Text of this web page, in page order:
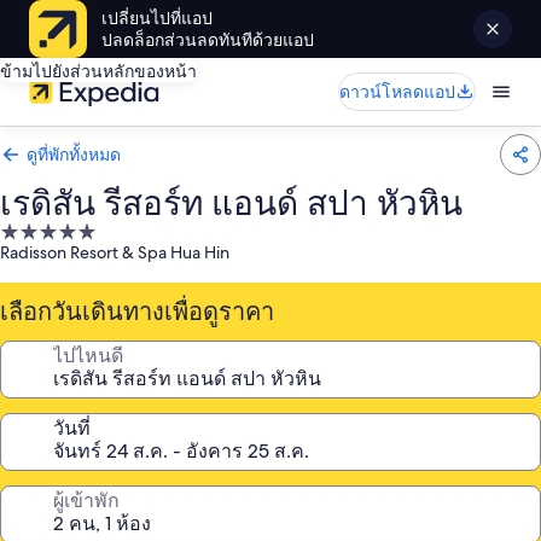
เปลี่ยนไปที่แอป
ปลดล็อกส่วนลดทันทีด้วยแอป
ข้ามไปยังส่วนหลักของหน้า
ดาวน์โหลดแอป
ดูที่พักทั้งหมด
เรดิสัน รีสอร์ท แอนด์ สปา หัวหิน
ที่พัก
5.0
Radisson Resort & Spa Hua Hin
เลือกวันเดินทางเพื่อดูราคา
ไปไหนดี
วันที่
ผู้เข้าพัก